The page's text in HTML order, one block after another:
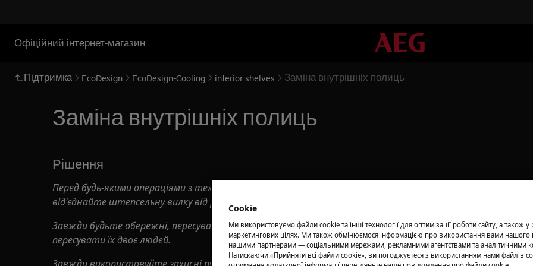
Офіційний інтернет-магазин
Підтримка EcoDesign EcoDesign-Cooling interior shelves Заміна внутрішніх полиць
Заміна внутрішніх полиць
Рішення
Перед будь-якими операціями з технічного обслуговування вимкніть прилад і
від'єднайте штепсельну вилку відрозетки.
Завжди будьте обережні, пересуваючи прилади, для важких приладів потрібно
пересувати їх двоє людей.
Cookie
Ми використовуємо файли cookie та інші технології для оптимізації роботи сайту, а також у
маркетингових цілях. Ми також обмінюємося інформацією про використання вами нашого
нашими партнерами — соціальними мережами, рекламними агентствами та аналітичними
Натискаючи «Прийняти всі файли сookie», ви погоджуєтеся з використанням нами файлів